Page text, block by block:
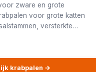
zware en grote
voor grote katten
versterkte
krabpalen →